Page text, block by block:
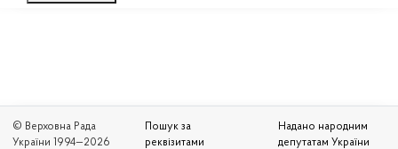
© Верховна Рада
України 1994—2026
Пошук за
реквізитами
Надано народним
депутатам України